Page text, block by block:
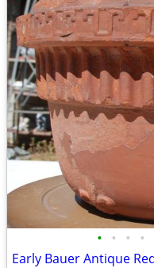
• • • •
Early Bauer Antique